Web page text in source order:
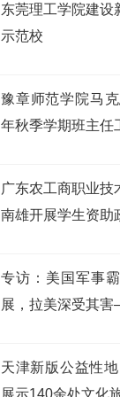
东莞理工学院建设
示范校
豫章师范学院马
年秋季学期班主任
广东农工商职业技
南雄开展学生资助
专访：美国军事
展，拉美深受其
天津新版公益性